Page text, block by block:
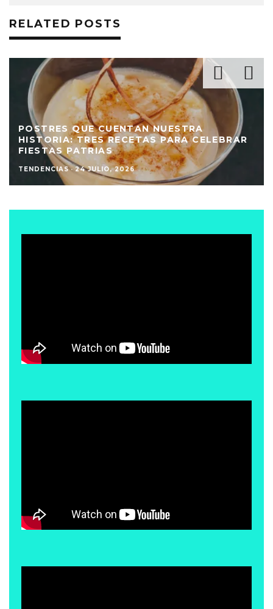
RELATED POSTS
POSTRES QUE CUENTAN NUESTRA
HISTORIA: TRES RECETAS PARA CELEBRAR
FIESTAS PATRIAS
TENDENCIAS · 24 JULIO, 2026